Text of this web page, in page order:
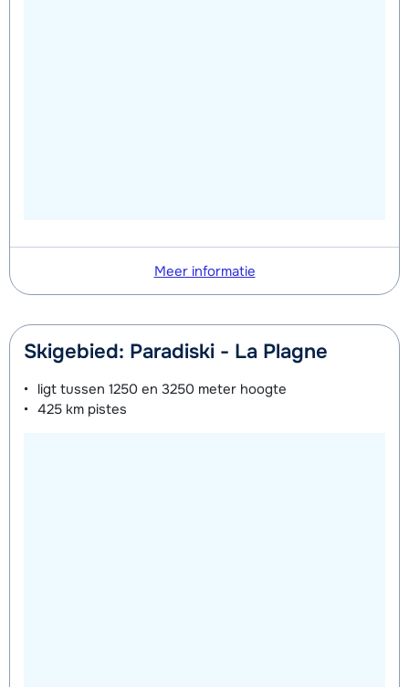
Meer informatie
Skigebied: Paradiski - La Plagne
ligt tussen 1250 en 3250 meter hoogte
425 km pistes